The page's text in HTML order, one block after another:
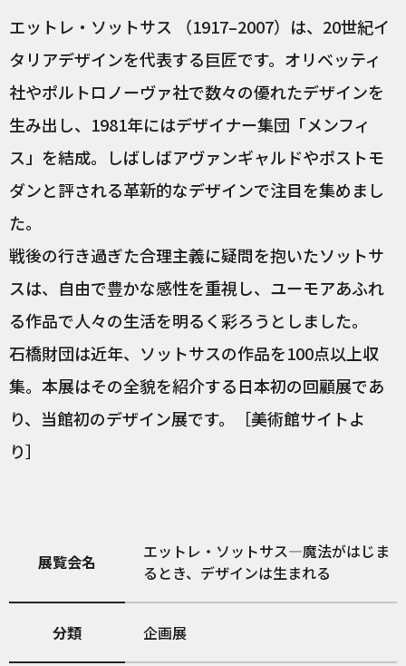
エットレ・ソットサス （1917–2007）は、20世紀イ
タリアデザインを代表する巨匠です。オリベッティ
社やポルトロノーヴァ社で数々の優れたデザインを
生み出し、1981年にはデザイナー集団「メンフィ
ス」を結成。しばしばアヴァンギャルドやポストモ
ダンと評される革新的なデザインで注目を集めまし
た。
戦後の行き過ぎた合理主義に疑問を抱いたソットサ
スは、自由で豊かな感性を重視し、ユーモアあふれ
る作品で人々の生活を明るく彩ろうとしました。
石橋財団は近年、ソットサスの作品を100点以上収
集。本展はその全貌を紹介する日本初の回顧展であ
り、当館初のデザイン展です。［美術館サイトよ
り］
展覧会名
エットレ・ソットサス—魔法がはじま
るとき、デザインは生まれる
分類 企画展